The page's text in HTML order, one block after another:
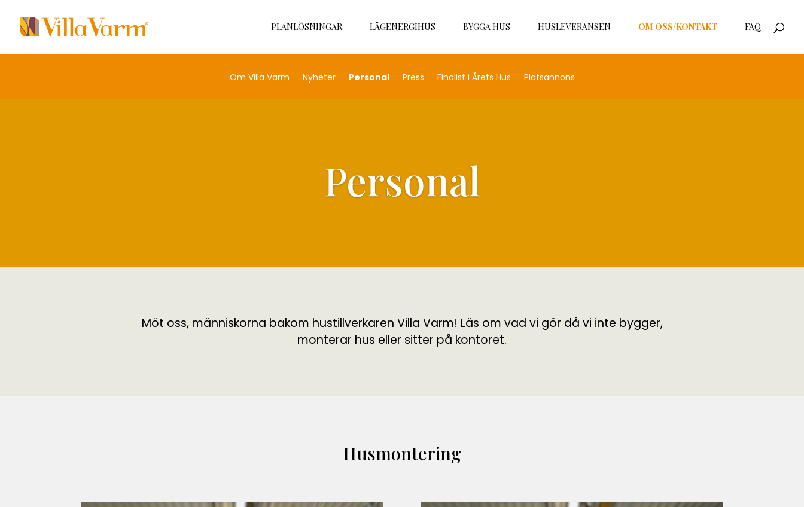
PLANLÖSNINGAR LÅGENERGIHUS BYGGA HUS HUSLEVERANSEN OM OSS/KONTAKT FAQ
Om Villa Varm Nyheter Personal Press Finalist i Årets Hus Platsannons
Personal
Möt oss, människorna bakom hustillverkaren Villa Varm! Läs om vad vi gör då vi inte bygger,
monterar hus eller sitter på kontoret.
Husmontering